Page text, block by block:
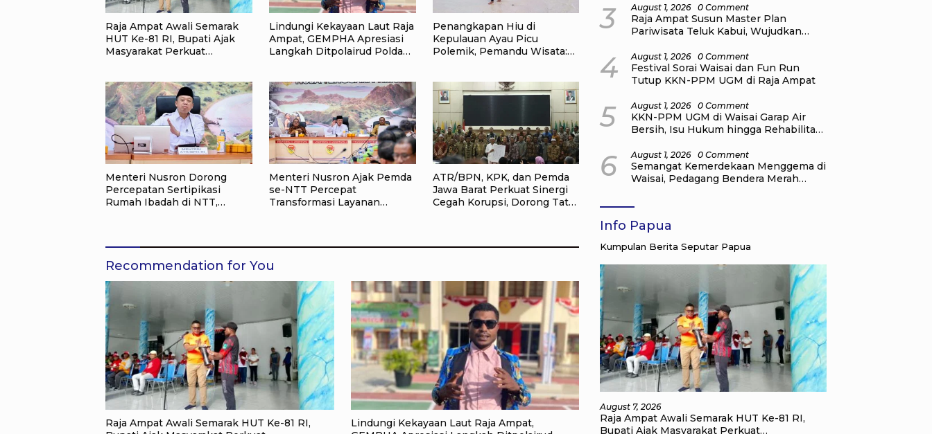
Raja Ampat Awali Semarak
HUT Ke-81 RI, Bupati Ajak
Masyarakat Perkuat
Lindungi Kekayaan Laut Raja
Ampat, GEMPHA Apresiasi
Langkah Ditpolairud Polda
Penangkapan Hiu di
Kepulauan Ayau Picu
Polemik, Pemandu Wisata:
Menteri Nusron Dorong
Percepatan Sertipikasi
Rumah Ibadah di NTT,
Menteri Nusron Ajak Pemda
se-NTT Percepat
Transformasi Layanan
ATR/BPN, KPK, dan Pemda
Jawa Barat Perkuat Sinergi
Cegah Korupsi, Dorong Tata
Recommendation for You
Raja Ampat Awali Semarak HUT Ke-81 RI,
Lindungi Kekayaan Laut Raja Ampat,
Budaya
3 August 1, 2026 0 Comment
Raja Ampat Susun Master Plan
Pariwisata Teluk Kabui, Wujudkan
Berkelanjutan
4 August 1, 2026 0 Comment
Festival Sorai Waisai dan Fun Run
Tutup KKN-PPM UGM di Raja Ampat
5 August 1, 2026 0 Comment
KKN-PPM UGM di Waisai Garap Air
Bersih, Isu Hukum hingga Rehabilitasi
6 August 1, 2026 0 Comment
Semangat Kemerdekaan Menggema di
Waisai, Pedagang Bendera Merah
Info Papua
Kumpulan Berita Seputar Papua
August 7, 2026
Raja Ampat Awali Semarak HUT Ke-81 RI,
Bupati Ajak Masyarakat Perkuat